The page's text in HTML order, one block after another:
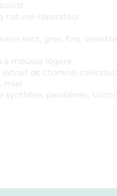
naturel réparateur
secs, gras, fins,
à mousse légère
extrait de chanvre,
miel
synthèse, parabènes,